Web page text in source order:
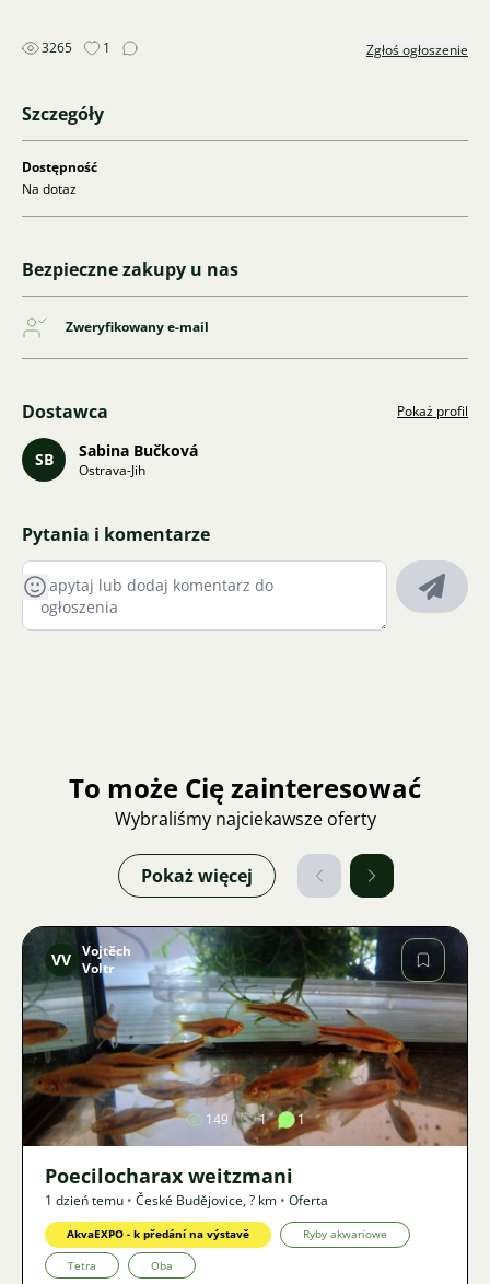
3265 1 Zgłoś ogłoszenie
Szczegóły
Dostępność
Na dotaz
Bezpieczne zakupy u nas
Zweryfikowany e-mail
Dostawca Pokaż profil
SB Sabina Bučková
Ostrava-Jih
Pytania i komentarze
To może Cię zainteresować
Wybraliśmy najciekawsze oferty
Pokaż więcej
Zdjęcie
VV Vojtěch
Voltr
149 1 1
Poecilocharax weitzmani
1 dzień temu • České Budějovice,? km • Oferta
AkvaEXPO - k předání na výstavě Ryby akwariowe
Tetra Oba